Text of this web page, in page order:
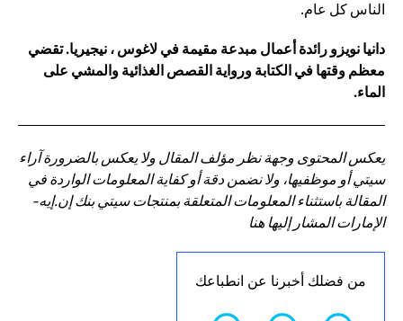
الناس كل عام.
دانيا نويزو رائدة أعمال مبدعة مقيمة في لاغوس ، نيجيريا. تقضي
معظم وقتها في الكتابة ورواية القصص الغذائية والمشي على
الماء.
يعكس المحتوى وجهة نظر مؤلف المقال ولا يعكس بالضرورة آراء
سيتي أو موظفيها، ولا نضمن دقة أو كفاية المعلومات الواردة في
المقالة باستثناء المعلومات المتعلقة بمنتجات سيتي بنك إن.إيه-
الإمارات المشار إليها هنا
من فضلك أخبرنا عن انطباعك